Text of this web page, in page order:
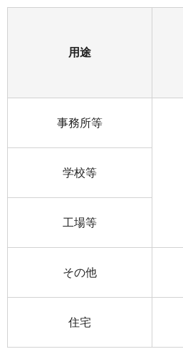
用途
事務所等
学校等
工場等
その他
住宅